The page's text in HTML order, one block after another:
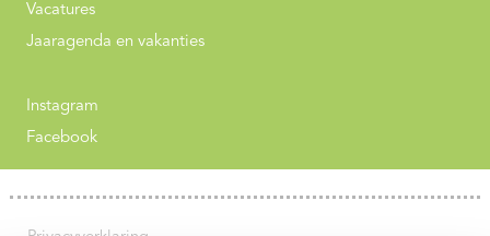
Vacatures
Jaaragenda en vakanties
Instagram
Facebook